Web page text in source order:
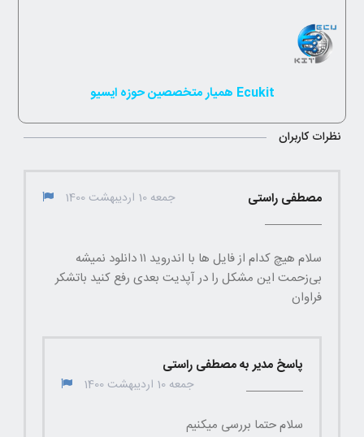
Ecukit همیار متخصصین حوزه ایسیو
نظرات کاربران
مصطفی راستی جمعه 10 اردیبهشت 1400
سلام هیچ کدام از فایل ها با اندروید ۱۱ دانلود نمیشه
بی‌زحمت این مشکل را در آپدیت بعدی رفع کنید باتشکر
فراوان
پاسخ مدیر به مصطفی راستی
جمعه 10 اردیبهشت 1400
سلام حتما بررسی میکنیم